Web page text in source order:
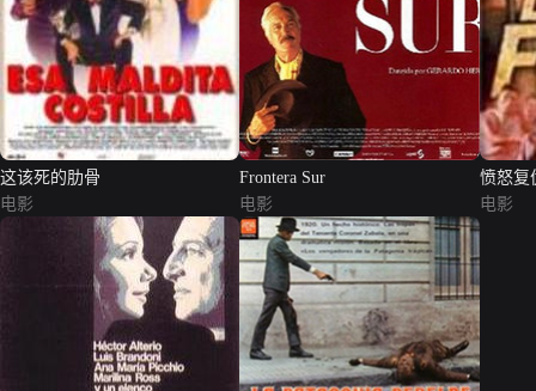
这该死的肋骨
电影
Frontera Sur
电影
愤怒复
电影